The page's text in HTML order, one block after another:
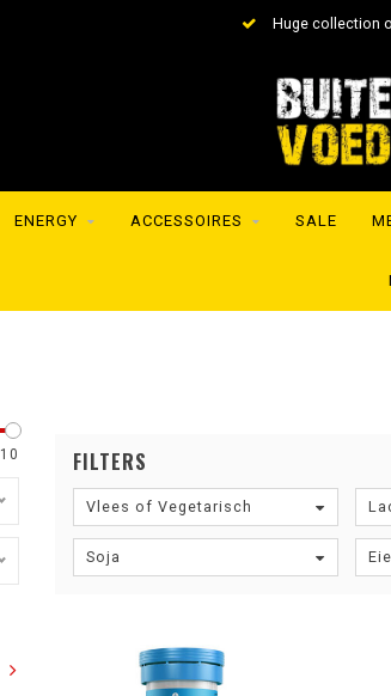
Huge collection
ENERGY ACCESSOIRES SALE
10 FILTERS
Vlees of Vegetarisch
Soja